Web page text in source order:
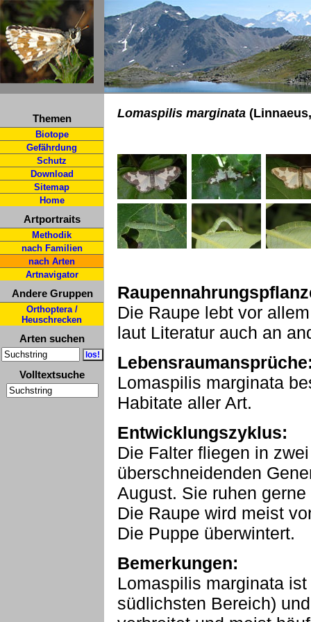
Themen
Biotope
Gefährdung
Schutz
Download
Sitemap
Home
Artportraits
Methodik
nach Familien
nach Arten
Artnavigator
Andere Gruppen
Orthoptera /
Heuschrecken
Arten suchen
Volltextsuche
Lomaspilis marginata
Die Raupe lebt vor
laut Literatur auch an
Lomaspilis marginata
Habitate aller Art.
Entwicklungszyklus:
Die Falter fliegen in
überschneidenden
August. Sie ruhen
Die Raupe wird meist
Die Puppe überwintert.
Bemerkungen:
Lomaspilis marginata
südlichsten Bereich)